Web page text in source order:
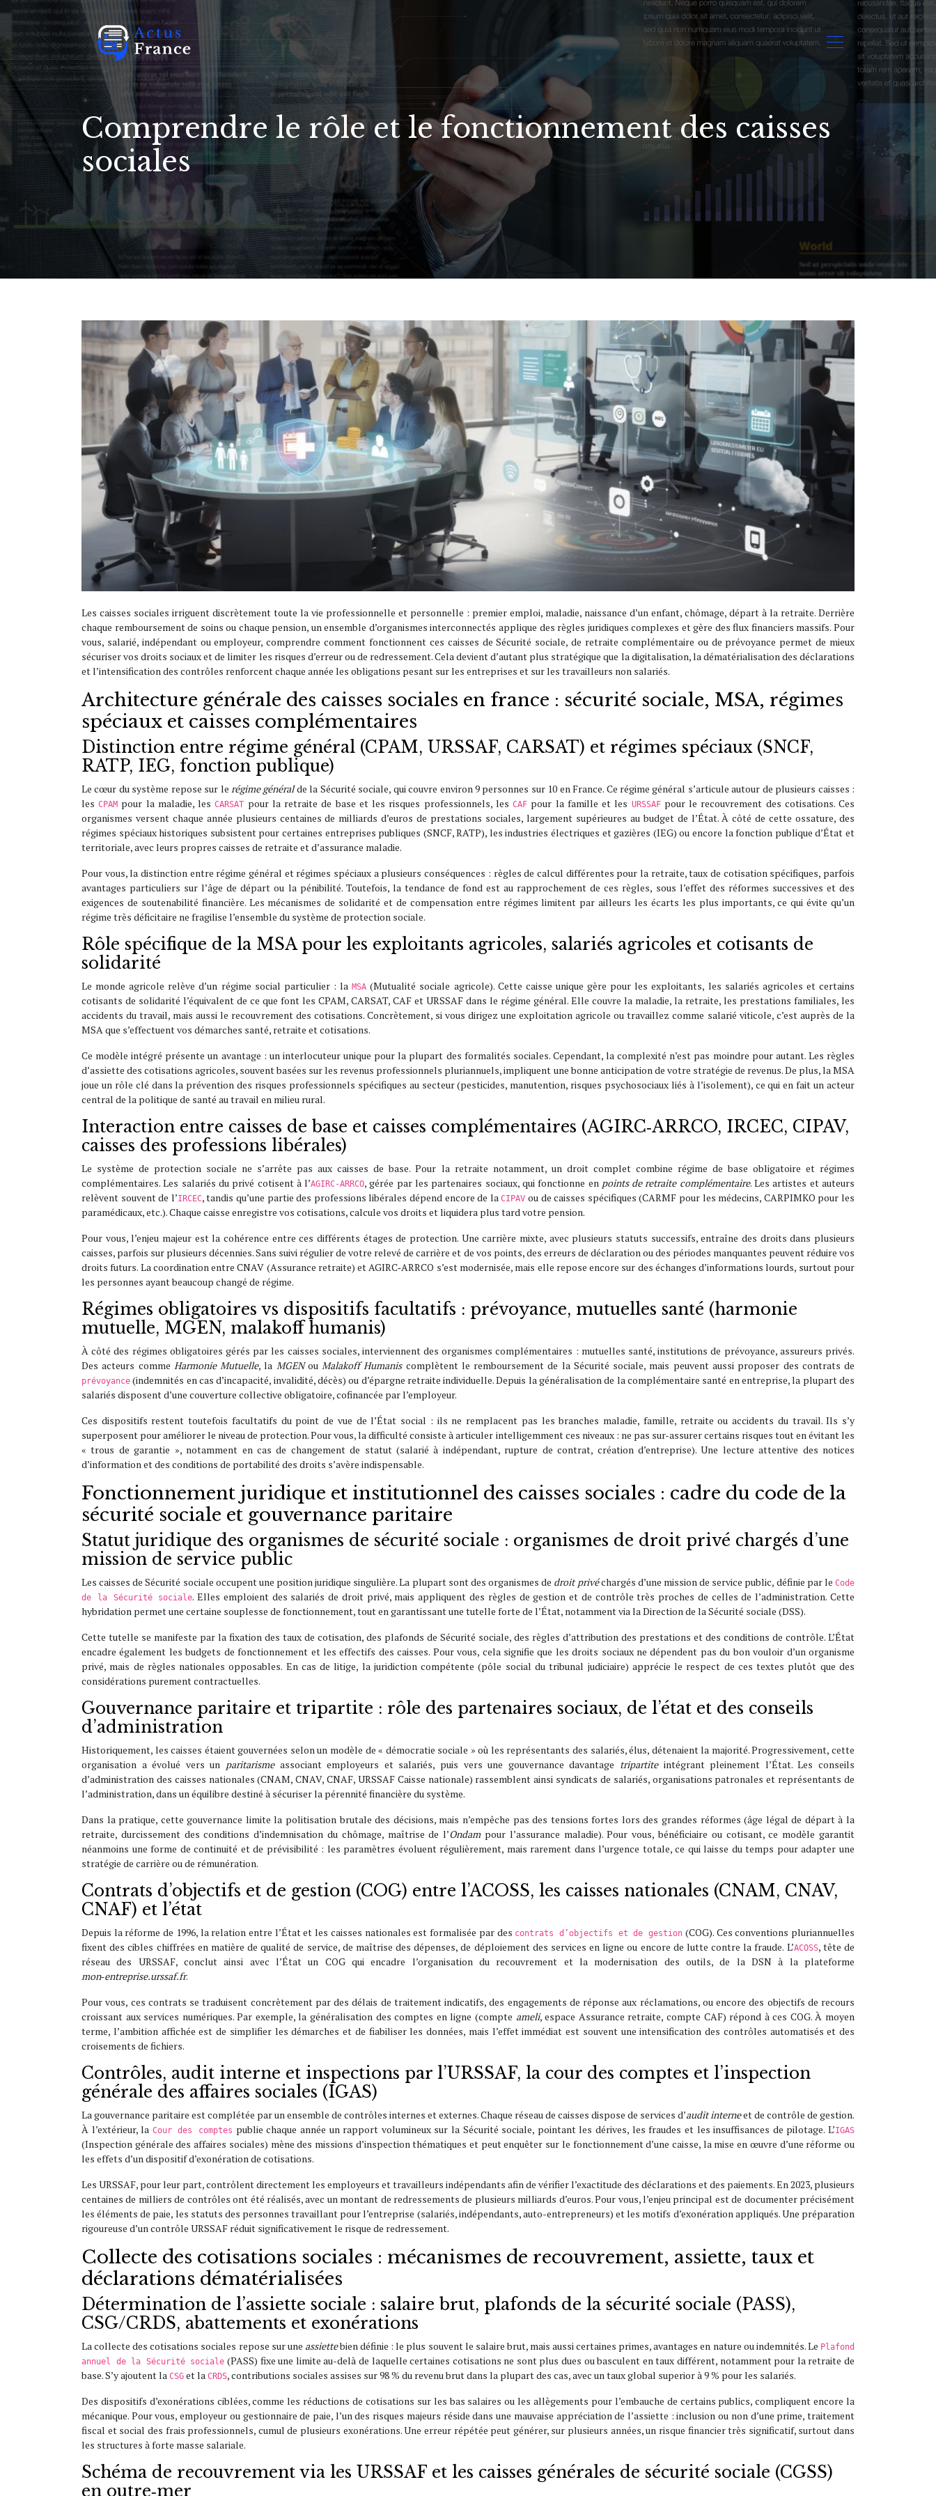
Comprendre le rôle et le fonctionnement des caisses
sociales
Les caisses sociales irriguent discrètement toute la vie professionnelle et personnelle : premier emploi, maladie, naissance d’un enfant, chômage, départ à la retraite. Derrière
chaque remboursement de soins ou chaque pension, un ensemble d’organismes interconnectés applique des règles juridiques complexes et gère des flux financiers massifs. Pour
vous, salarié, indépendant ou employeur, comprendre comment fonctionnent ces caisses de Sécurité sociale, de retraite complémentaire ou de prévoyance permet de mieux
sécuriser vos droits sociaux et de limiter les risques d’erreur ou de redressement. Cela devient d’autant plus stratégique que la digitalisation, la dématérialisation des déclarations
et l’intensification des contrôles renforcent chaque année les obligations pesant sur les entreprises et sur les travailleurs non salariés.
Architecture générale des caisses sociales en france : sécurité sociale, MSA, régimes
spéciaux et caisses complémentaires
Distinction entre régime général (CPAM, URSSAF, CARSAT) et régimes spéciaux (SNCF,
RATP, IEG, fonction publique)
Le cœur du système repose sur lerégime généralde la Sécurité sociale, qui couvre environ 9 personnes sur 10 en France. Ce régime général s’articule autour de plusieurs caisses :
lesCPAM pour la maladie, lesCARSAT pour la retraite de base et les risques professionnels, lesCAF pour la famille et les URSSAFpour le recouvrement des cotisations. Ces
organismes versent chaque année plusieurs centaines de milliards d’euros de prestations sociales, largement supérieures au budget de l’État. À côté de cette ossature, des
régimes spéciaux historiques subsistent pour certaines entreprises publiques (SNCF, RATP), les industries électriques et gazières (IEG) ou encore la fonction publique d’État et
territoriale, avec leurs propres caisses de retraite et d’assurance maladie.
Pour vous, la distinction entre régime général et régimes spéciaux a plusieurs conséquences : règles de calcul différentes pour la retraite, taux de cotisation spécifiques, parfois
avantages particuliers sur l’âge de départ ou la pénibilité. Toutefois, la tendance de fond est au rapprochement de ces règles, sous l’effet des réformes successives et des
exigences de soutenabilité financière. Les mécanismes de solidarité et de compensation entre régimes limitent par ailleurs les écarts les plus importants, ce qui évite qu’un
régime très déficitaire ne fragilise l’ensemble du système de protection sociale.
Rôle spécifique de la MSA pour les exploitants agricoles, salariés agricoles et cotisants de
solidarité
Le monde agricole relève d’un régime social particulier : laMSA (Mutualité sociale agricole). Cette caisse unique gère pour les exploitants, les salariés agricoles et certains
cotisants de solidarité l’équivalent de ce que font les CPAM, CARSAT, CAF et URSSAF dans le régime général. Elle couvre la maladie, la retraite, les prestations familiales, les
accidents du travail, mais aussi le recouvrement des cotisations. Concrètement, si vous dirigez une exploitation agricole ou travaillez comme salarié viticole, c’est auprès de la
MSA que s’effectuent vos démarches santé, retraite et cotisations.
Ce modèle intégré présente un avantage : un interlocuteur unique pour la plupart des formalités sociales. Cependant, la complexité n’est pas moindre pour autant. Les règles
d’assiette des cotisations agricoles, souvent basées sur les revenus professionnels pluriannuels, impliquent une bonne anticipation de votre stratégie de revenus. De plus, la MSA
joue un rôle clé dans la prévention des risques professionnels spécifiques au secteur (pesticides, manutention, risques psychosociaux liés à l’isolement), ce qui en fait un acteur
central de la politique de santé au travail en milieu rural.
Interaction entre caisses de base et caisses complémentaires (AGIRC‑ARRCO, IRCEC, CIPAV,
caisses des professions libérales)
Le système de protection sociale ne s’arrête pas aux caisses de base. Pour la retraite notamment, un droit complet combine régime de base obligatoire et régimes
complémentaires. Les salariés du privé cotisent à l’AGIRC‑ARRCO, gérée par les partenaires sociaux, qui fonctionne en points de retraite complémentaire. Les artistes et auteurs
relèvent souvent de l’IRCEC, tandis qu’une partie des professions libérales dépend encore de laCIPAV ou de caisses spécifiques (CARMF pour les médecins, CARPIMKO pour les
paramédicaux, etc.). Chaque caisse enregistre vos cotisations, calcule vos droits et liquidera plus tard votre pension.
Pour vous, l’enjeu majeur est la cohérence entre ces différents étages de protection. Une carrière mixte, avec plusieurs statuts successifs, entraîne des droits dans plusieurs
caisses, parfois sur plusieurs décennies. Sans suivi régulier de votre relevé de carrière et de vos points, des erreurs de déclaration ou des périodes manquantes peuvent réduire vos
droits futurs. La coordination entre CNAV (Assurance retraite) et AGIRC‑ARRCO s’est modernisée, mais elle repose encore sur des échanges d’informations lourds, surtout pour
les personnes ayant beaucoup changé de régime.
Régimes obligatoires vs dispositifs facultatifs : prévoyance, mutuelles santé (harmonie
mutuelle, MGEN, malakoff humanis)
À côté des régimes obligatoires gérés par les caisses sociales, interviennent des organismes complémentaires : mutuelles santé, institutions de prévoyance, assureurs privés.
Des acteurs comme Harmonie Mutuelle, la MGENouMalakoff Humaniscomplètent le remboursement de la Sécurité sociale, mais peuvent aussi proposer des contrats de
prévoyance (indemnités en cas d’incapacité, invalidité, décès) ou d’épargne retraite individuelle. Depuis la généralisation de la complémentaire santé en entreprise, la plupart des
salariés disposent d’une couverture collective obligatoire, cofinancée par l’employeur.
Ces dispositifs restent toutefois facultatifs du point de vue de l’État social : ils ne remplacent pas les branches maladie, famille, retraite ou accidents du travail. Ils s’y
superposent pour améliorer le niveau de protection. Pour vous, la difficulté consiste à articuler intelligemment ces niveaux : ne pas sur-assurer certains risques tout en évitant les
« trous de garantie », notamment en cas de changement de statut (salarié à indépendant, rupture de contrat, création d’entreprise). Une lecture attentive des notices
d’information et des conditions de portabilité des droits s’avère indispensable.
Fonctionnement juridique et institutionnel des caisses sociales : cadre du code de la
sécurité sociale et gouvernance paritaire
Statut juridique des organismes de sécurité sociale : organismes de droit privé chargés d’une
mission de service public
Les caisses de Sécurité sociale occupent une position juridique singulière. La plupart sont des organismes de droit privéchargés d’une mission de service public, définie par leCode
de la Sécurité sociale. Elles emploient des salariés de droit privé, mais appliquent des règles de gestion et de contrôle très proches de celles de l’administration. Cette
hybridation permet une certaine souplesse de fonctionnement, tout en garantissant une tutelle forte de l’État, notamment via la Direction de la Sécurité sociale (DSS).
Cette tutelle se manifeste par la fixation des taux de cotisation, des plafonds de Sécurité sociale, des règles d’attribution des prestations et des conditions de contrôle. L’État
encadre également les budgets de fonctionnement et les effectifs des caisses. Pour vous, cela signifie que les droits sociaux ne dépendent pas du bon vouloir d’un organisme
privé, mais de règles nationales opposables. En cas de litige, la juridiction compétente (pôle social du tribunal judiciaire) apprécie le respect de ces textes plutôt que des
considérations purement contractuelles.
Gouvernance paritaire et tripartite : rôle des partenaires sociaux, de l’état et des conseils
d’administration
Historiquement, les caisses étaient gouvernées selon un modèle de « démocratie sociale » où les représentants des salariés, élus, détenaient la majorité. Progressivement, cette
organisation a évolué vers un paritarismeassociant employeurs et salariés, puis vers une gouvernance davantage tripartiteintégrant pleinement l’État. Les conseils
d’administration des caisses nationales (CNAM, CNAV, CNAF, URSSAF Caisse nationale) rassemblent ainsi syndicats de salariés, organisations patronales et représentants de
l’administration, dans un équilibre destiné à sécuriser la pérennité financière du système.
Dans la pratique, cette gouvernance limite la politisation brutale des décisions, mais n’empêche pas des tensions fortes lors des grandes réformes (âge légal de départ à la
retraite, durcissement des conditions d’indemnisation du chômage, maîtrise de l’Ondampour l’assurance maladie). Pour vous, bénéficiaire ou cotisant, ce modèle garantit
néanmoins une forme de continuité et de prévisibilité : les paramètres évoluent régulièrement, mais rarement dans l’urgence totale, ce qui laisse du temps pour adapter une
stratégie de carrière ou de rémunération.
Contrats d’objectifs et de gestion (COG) entre l’ACOSS, les caisses nationales (CNAM, CNAV,
CNAF) et l’état
Depuis la réforme de 1996, la relation entre l’État et les caisses nationales est formalisée par des contrats d’objectifs et de gestion (COG). Ces conventions pluriannuelles
fixent des cibles chiffrées en matière de qualité de service, de maîtrise des dépenses, de déploiement des services en ligne ou encore de lutte contre la fraude. L’ACOSS, tête de
réseau des URSSAF, conclut ainsi avec l’État un COG qui encadre l’organisation du recouvrement et la modernisation des outils, de la DSN à la plateforme
mon‑entreprise.urssaf.fr.
Pour vous, ces contrats se traduisent concrètement par des délais de traitement indicatifs, des engagements de réponse aux réclamations, ou encore des objectifs de recours
croissant aux services numériques. Par exemple, la généralisation des comptes en ligne (compte ameli, espace Assurance retraite, compte CAF) répond à ces COG. À moyen
terme, l’ambition affichée est de simplifier les démarches et de fiabiliser les données, mais l’effet immédiat est souvent une intensification des contrôles automatisés et des
croisements de fichiers.
Contrôles, audit interne et inspections par l’URSSAF, la cour des comptes et l’inspection
générale des affaires sociales (IGAS)
La gouvernance paritaire est complétée par un ensemble de contrôles internes et externes. Chaque réseau de caisses dispose de services d’audit interneet de contrôle de gestion.
À l’extérieur, la Cour des comptes publie chaque année un rapport volumineux sur la Sécurité sociale, pointant les dérives, les fraudes et les insuffisances de pilotage. L’IGAS
(Inspection générale des affaires sociales) mène des missions d’inspection thématiques et peut enquêter sur le fonctionnement d’une caisse, la mise en œuvre d’une réforme ou
les effets d’un dispositif d’exonération de cotisations.
Les URSSAF, pour leur part, contrôlent directement les employeurs et travailleurs indépendants afin de vérifier l’exactitude des déclarations et des paiements. En 2023, plusieurs
centaines de milliers de contrôles ont été réalisés, avec un montant de redressements de plusieurs milliards d’euros. Pour vous, l’enjeu principal est de documenter précisément
les éléments de paie, les statuts des personnes travaillant pour l’entreprise (salariés, indépendants, auto-entrepreneurs) et les motifs d’exonération appliqués. Une préparation
rigoureuse d’un contrôle URSSAF réduit significativement le risque de redressement.
Collecte des cotisations sociales : mécanismes de recouvrement, assiette, taux et
déclarations dématérialisées
Détermination de l’assiette sociale : salaire brut, plafonds de la sécurité sociale (PASS),
CSG/CRDS, abattements et exonérations
La collecte des cotisations sociales repose sur une assiettebien définie : le plus souvent le salaire brut, mais aussi certaines primes, avantages en nature ou indemnités. Le Plafond
annuel de la Sécurité sociale (PASS) fixe une limite au-delà de laquelle certaines cotisations ne sont plus dues ou basculent en taux différent, notamment pour la retraite de
base. S’y ajoutent la CSG et la CRDS, contributions sociales assises sur 98 % du revenu brut dans la plupart des cas, avec un taux global superior à 9 % pour les salariés.
Des dispositifs d’exonérations ciblées, comme les réductions de cotisations sur les bas salaires ou les allègements pour l’embauche de certains publics, compliquent encore la
mécanique. Pour vous, employeur ou gestionnaire de paie, l’un des risques majeurs réside dans une mauvaise appréciation de l’assiette : inclusion ou non d’une prime, traitement
fiscal et social des frais professionnels, cumul de plusieurs exonérations. Une erreur répétée peut générer, sur plusieurs années, un risque financier très significatif, surtout dans
les structures à forte masse salariale.
Schéma de recouvrement via les URSSAF et les caisses générales de sécurité sociale (CGSS)
en outre‑mer